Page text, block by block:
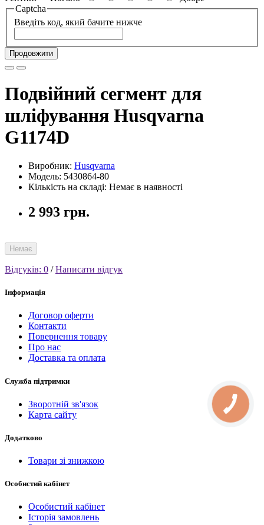
Captcha
Введіть код, який бачите нижче
Продовжити
Подвійний сегмент для
шліфування Husqvarna
G1174D
Виробник: Husqvarna
Модель: 5430864-80
Кількість на складі: Немає в наявності
2 993 грн.
Немає
Відгуків: 0 /Написати відгук
Інформація
Договор оферти
Контакти
Повернення товару
Про нас
Доставка та оплата
Служба підтримки
Зворотній зв'язок
Карта сайту
Додатково
Товари зі знижкою
Особистий кабінет
Особистий кабінет
Історія замовлень